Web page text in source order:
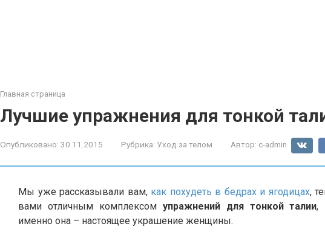
Главная страница
Лучшие упражнения для тонкой
Опубликовано: 30.11.2015 Рубрика: Уход за телом Автор: c-admin
Мы уже рассказывали вам, как похудеть в бедрах и ягодицах,
вами отличным комплексом упражнений для тонкой талии,
именно она – настоящее украшение женщины.